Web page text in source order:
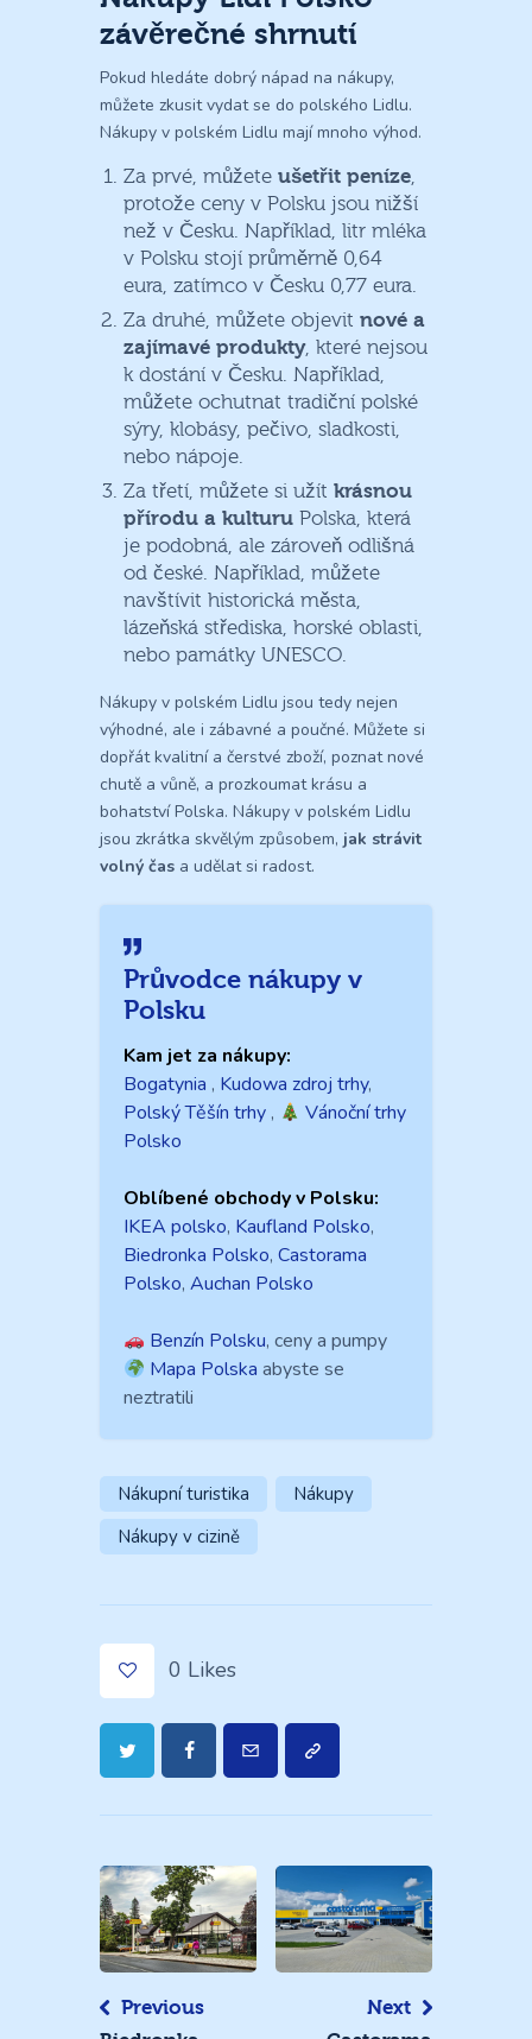
závěrečné shrnutí
Pokud hledáte dobrý nápad na nákupy,
můžete zkusit vydat se do polského Lidlu.
Nákupy v polském Lidlu mají mnoho výhod.
Za prvé, můžeteušetřit peníze,
protože ceny v Polsku jsou nižší
než v Česku. Například, litr mléka
v Polsku stojí průměrně 0,64
eura, zatímco v Česku 0,77 eura.
Za druhé, můžete objevitnové a
zajímavé produkty, které nejsou
k dostání v Česku. Například,
můžete ochutnat tradiční polské
sýry, klobásy, pečivo, sladkosti,
nebo nápoje.
Za třetí, můžete si užítkrásnou
přírodu a kulturu Polska, která
je podobná, ale zároveň odlišná
od české. Například, můžete
navštívit historická města,
lázeňská střediska, horské oblasti,
nebo památky UNESCO.
Nákupy v polském Lidlu jsou tedy nejen
výhodné, ale i zábavné a poučné. Můžete si
dopřát kvalitní a čerstvé zboží, poznat nové
chutě a vůně, a prozkoumat krásu a
bohatství Polska. Nákupy v polském Lidlu
jsou zkrátka skvělým způsobem, jak strávit
volný čas a udělat si radost.
Průvodce nákupy v
Polsku
Kam jet za nákupy:
Bogatynia , Kudowa zdroj trhy,
Polský Těšín trhy ,
Vánoční trhy
Polsko
Oblíbené obchody v Polsku:
IKEA polsko, Kaufland Polsko,
Biedronka Polsko, Castorama
Polsko, Auchan Polsko
Benzín Polsku, ceny a pumpy
Mapa Polska abyste se
neztratili
Nákupní turistika
Nákupy
Nákupy v cizině
0 Likes
Navigace
pro
příspěvek
Previous
Next